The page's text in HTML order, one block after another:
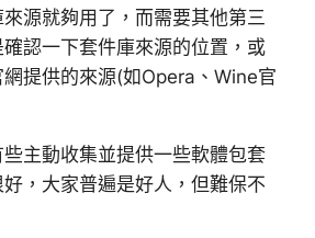
源就夠用了，而需要其他第三
認一下套件庫來源的位置，或
提供的來源(如Opera、Wine官
主動收集並提供一些軟體包套
，大家普遍是好人，但難保不